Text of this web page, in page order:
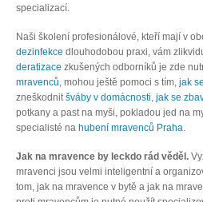
specializací.
Naši školení profesionálové, kteří mají v
dezinfekce dlouhodobou praxi, vám
deratizace zkušených odborníků je zde
mravenců, mohou ještě pomoci s tím, jak
zneškodnitšváby v domácnosti, jak se
potkany a past na myši, pokladou jed na
specialisté na hubení mravenců Praha.
Jak na mravence by leckdo rád věděl.
mravenci jsou velmi inteligentní a
tom, jak na mravence v bytě a jak na